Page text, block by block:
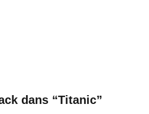
dans “Titanic”